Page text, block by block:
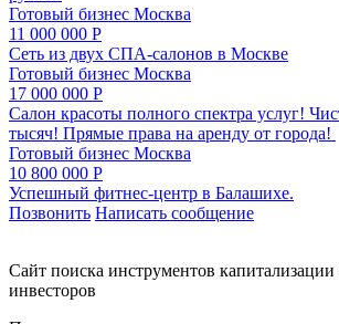
Готовый бизнес Москва
11 000 000 Р
Сеть из двух СПА-салонов в Москве
Готовый бизнес Москва
17 000 000 Р
Салон красоты полного спектра услуг!
тысяч! Прямые права на аренду от города!
Готовый бизнес Москва
10 800 000 Р
Успешный фитнес-центр в Балашихе.
Позвонить Написать сообщение
Cайт поиска инструментов
инвесторов